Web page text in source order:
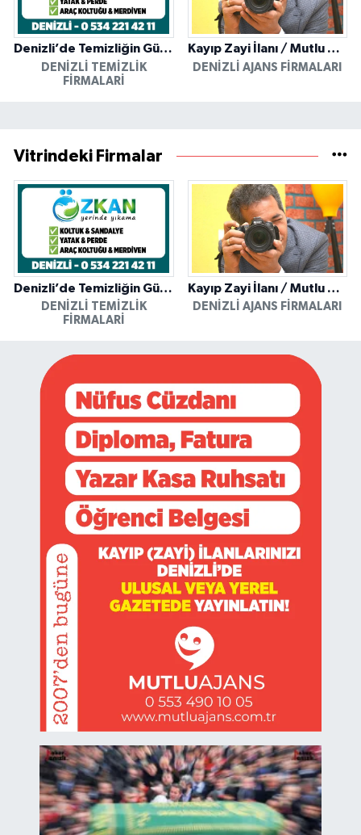
Denizli’de Temizliğin Güvenilir Adresi: Özkan Yerinde Yıkama
DENIZLI TEMIZLIK
FIRMALARI
Kayıp Zayi İlanı / Mutlu Ajans / Denizli
DENIZLI AJANS FIRMALARI
Vitrindeki Firmalar
Denizli’de Temizliğin Güvenilir Adresi: Özkan Yerinde Yıkama
DENIZLI TEMIZLIK
FIRMALARI
Kayıp Zayi İlanı / Mutlu Ajans / Denizli
DENIZLI AJANS FIRMALARI